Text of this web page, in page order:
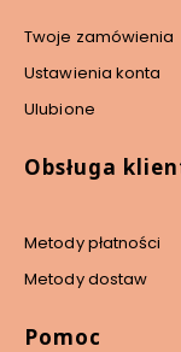
Twoje zamówienia
Ustawienia konta
Ulubione
Obsługa
Metody płatności
Metody dostaw
Pomoc